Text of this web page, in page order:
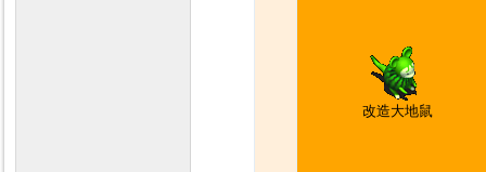
改造大地鼠